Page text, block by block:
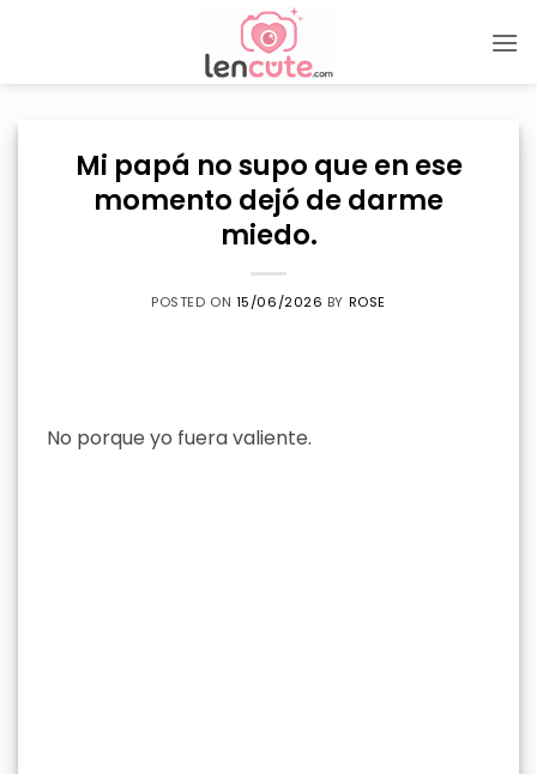
Mi papá no supo que en ese
momento dejó de darme
miedo.
POSTED ON 15/06/2026 BY ROSE
No porque yo fuera valiente.